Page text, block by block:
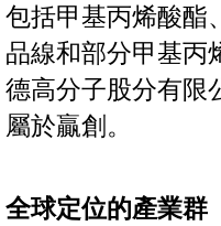
包括甲基丙烯酸酯
品線和部分甲基丙
德高分子股分有限
屬於贏創。
全球定位的產業群